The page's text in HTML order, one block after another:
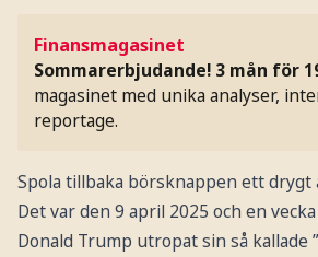
Finansmagasinet
Sommarerbjudande! 3 mån för
magasinet med unika analyser,
reportage.
Spola tillbaka börsknappen ett drygt
Det var den 9 april 2025 och en
Donald Trump utropat sin så kal­lade